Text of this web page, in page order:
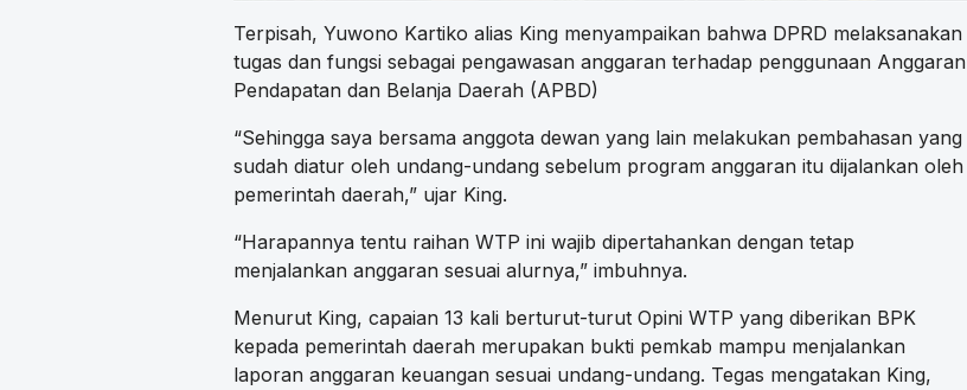
Terpisah, Yuwono Kartiko alias King menyampaikan bahwa DPRD melaksanakan
tugas dan fungsi sebagai pengawasan anggaran terhadap penggunaan Anggaran
Pendapatan dan Belanja Daerah (APBD)
“Sehingga saya bersama anggota dewan yang lain melakukan pembahasan yang
sudah diatur oleh undang-undang sebelum program anggaran itu dijalankan oleh
pemerintah daerah,” ujar King.
“Harapannya tentu raihan WTP ini wajib dipertahankan dengan tetap
menjalankan anggaran sesuai alurnya,” imbuhnya.
Menurut King, capaian 13 kali berturut-turut Opini WTP yang diberikan BPK
kepada pemerintah daerah merupakan bukti pemkab mampu menjalankan
laporan anggaran keuangan sesuai undang-undang. Tegas mengatakan King,